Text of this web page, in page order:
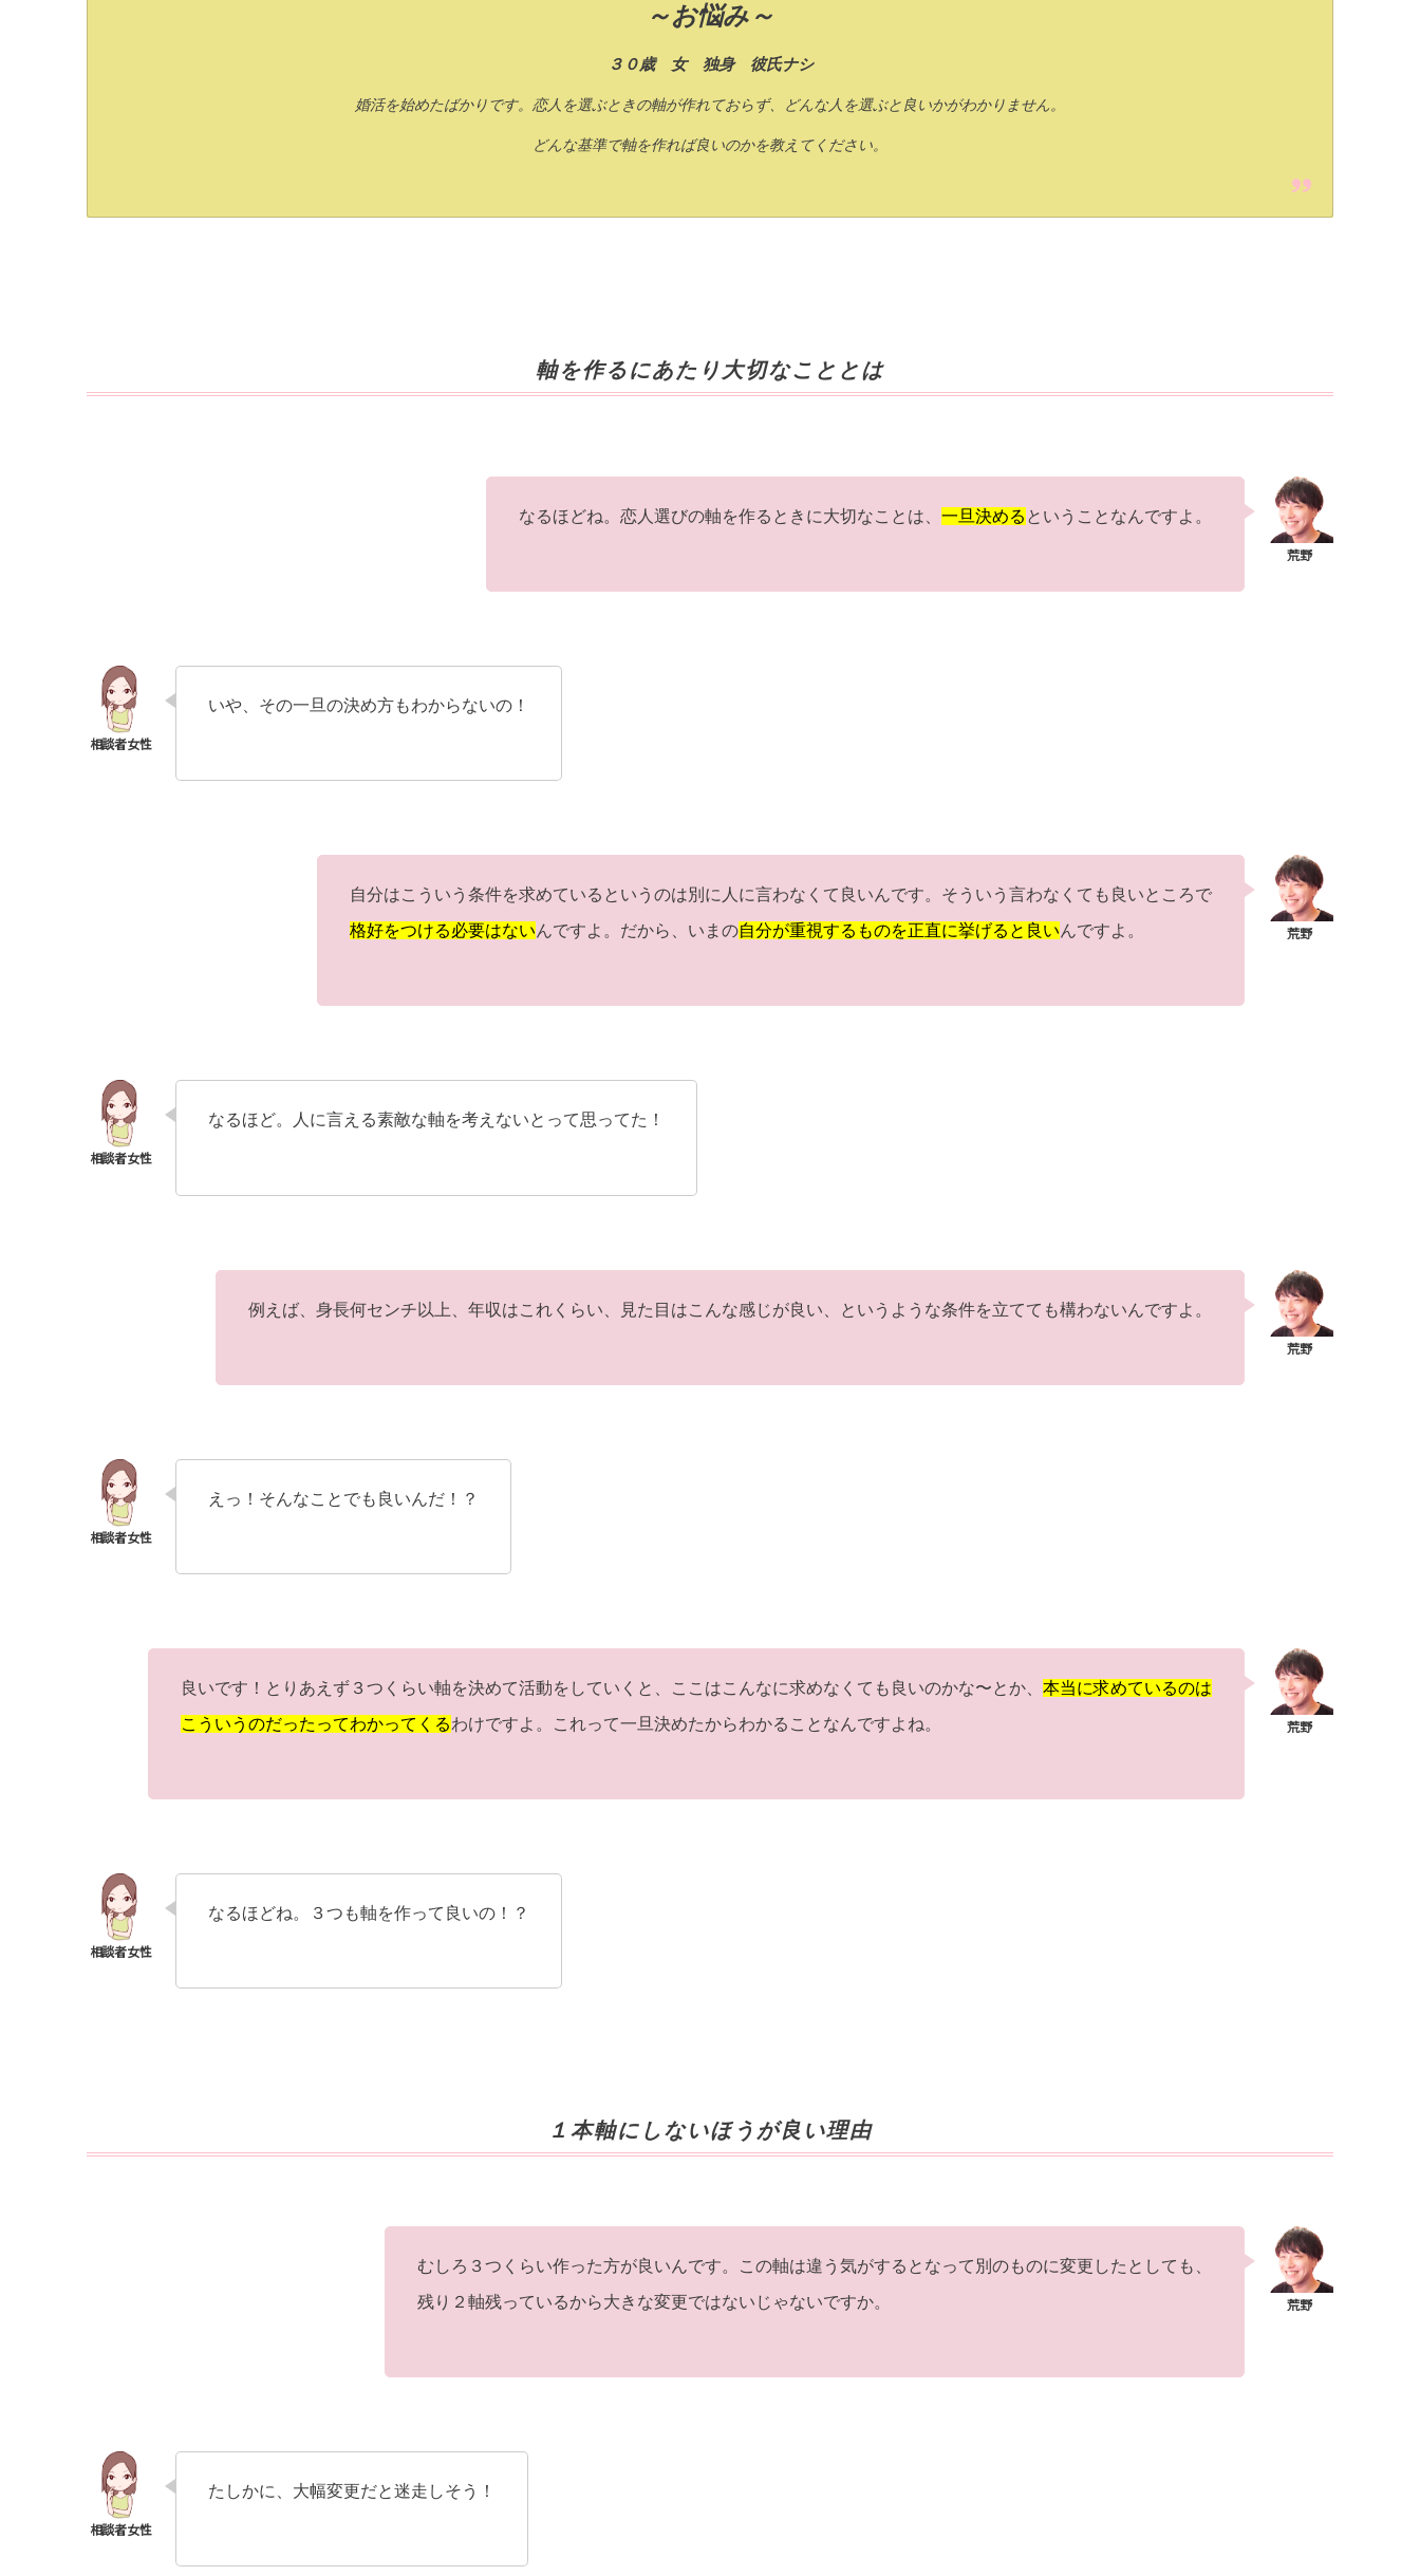
～お悩み～
３０歳 女 独身 彼氏ナシ
婚活を始めたばかりです。恋人を選ぶときの軸が作れておらず、どんな人を選ぶと良いかがわかりません。
どんな基準で軸を作れば良いのかを教えてください。
軸を作るにあたり大切なこととは
なるほどね。恋人選びの軸を作るときに大切なことは、 一旦決める ということなんですよ。
いや、その一旦の決め方もわからないの！
自分はこういう条件を求めているというのは別に人に言わなくて良いんです。そういう言わなくても良いところで
格好をつける必要はないんですよ。だから、いまの自分が重視するものを正直に挙げると良いんですよ。
なるほど。人に言える素敵な軸を考えないとって思ってた！
例えば、身長何センチ以上、年収はこれくらい、見た目はこんな感じが良い、というような条件を立てても構わないんですよ。
えっ！そんなことでも良いんだ！？
良いです！ とりあえず３つくらい軸を決めて活動をしていくと、ここはこんなに求めなくても良いのかな〜とか、 本当に求めているのは
こういうのだったってわかってくるわけですよ。これって一旦決めたからわかることなんですよね。
なるほどね。３つも軸を作って良いの！？
１本軸にしないほうが良い理由
むしろ３つくらい作った方が良いんです。この軸は違う気がするとなって別のものに変更したとしても、
残り２軸残っているから大きな変更ではないじゃないですか。
たしかに、大幅変更だと迷走しそう！